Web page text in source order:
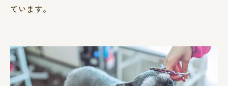
ています。